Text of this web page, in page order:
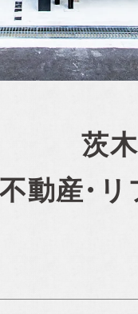
茨
不動産・